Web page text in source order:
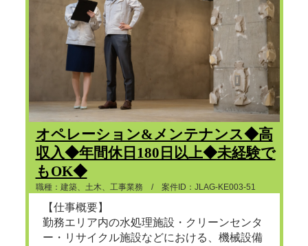
オペレーション&メンテナンス◆高
収入◆年間休日180日以上◆未経験で
もOK◆
職種：建築、土木、工事業務 / 案件ID：JLAG-KE003-51
【仕事概要】
勤務エリア内の水処理施設・クリーンセンタ
ー・リサイクル施設などにおける、機械設備